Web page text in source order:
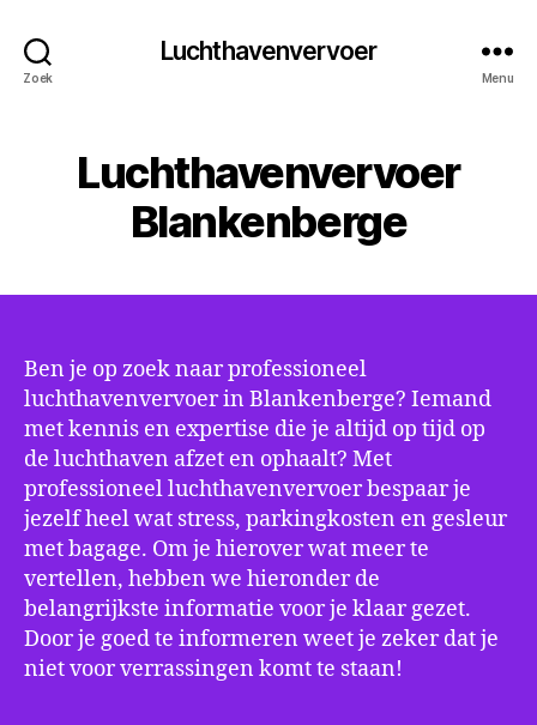
Zoek
Luchthavenvervoer
Menu
Luchthavenvervoer
Blankenberge
Ben je op zoek naar professioneel
luchthavenvervoer in Blankenberge? Iemand
met kennis en expertise die je altijd op tijd op
de luchthaven afzet en ophaalt? Met
professioneel luchthavenvervoer bespaar je
jezelf heel wat stress, parkingkosten en gesleur
met bagage. Om je hierover wat meer te
vertellen, hebben we hieronder de
belangrijkste informatie voor je klaar gezet.
Door je goed te informeren weet je zeker dat je
niet voor verrassingen komt te staan!